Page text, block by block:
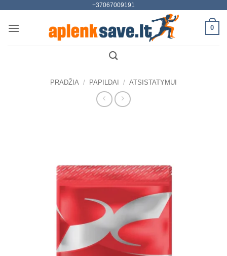
content
+37067009191
0
PRADŽIA / PAPILDAI / ATSISTATYMUI